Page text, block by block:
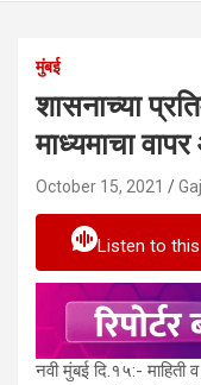
मुंबई
शासनाच्या
माध्यमाचा
October 15, 2021
Listen to this
नवी मुंबई दि.१५:- माहिती